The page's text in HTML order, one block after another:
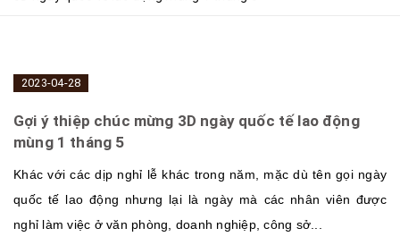
2023-04-28
Gợi ý thiệp chúc mừng 3D ngày quốc tế lao động
mùng 1 tháng 5
Khác với các dịp nghỉ lễ khác trong năm, mặc dù tên gọi ngày
quốc tế lao động nhưng lại là ngày mà các nhân viên được
nghỉ làm việc ở văn phòng, doanh nghiệp, công sở...